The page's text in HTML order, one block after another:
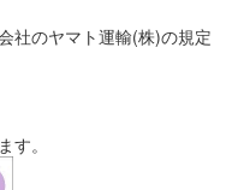
社のヤマト運輸(株)の規定
す。